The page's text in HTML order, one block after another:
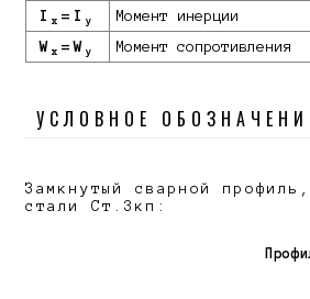
I x =I y Момент инерции
W x =W y Момент сопротивления
УСЛОВНОЕ
Замкнутый сварной
стали Ст.3кп: